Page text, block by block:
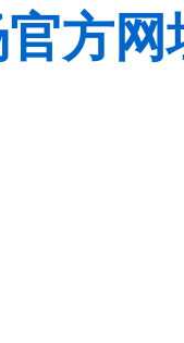
方网